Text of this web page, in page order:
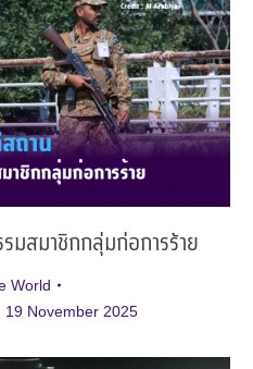
มสมาชิกกลุ่มก่อการร้าย
World
19 November 2025